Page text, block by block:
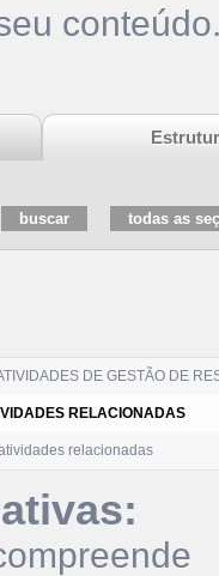
DE GESTÃO DE
RELACIONADAS
relacionadas